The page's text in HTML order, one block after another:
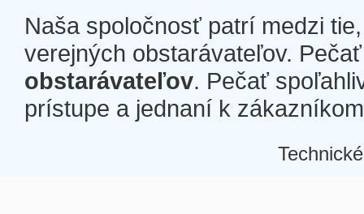
Naša spoločnosť patrí medzi
verejných obstarávateľov.
obstarávateľov. Pečať
prístupe a jednaní k